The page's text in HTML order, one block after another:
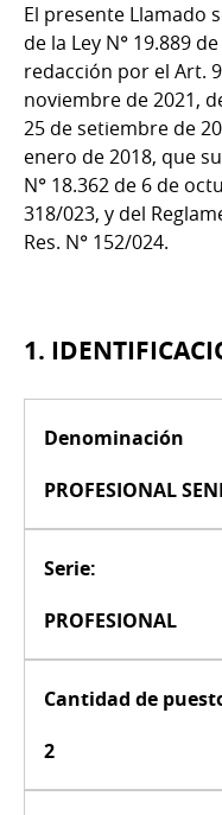
El presente Llamado
de la Ley N° 19.889
redacción por el Art.
noviembre de 2021,
25 de setiembre de
enero de 2018, que
N° 18.362 de 6 de
318/023, y del
Res. N° 152/024.
1.
Denominación
PROFESIONAL
Serie:
PROFESIONAL
Cantidad de
2